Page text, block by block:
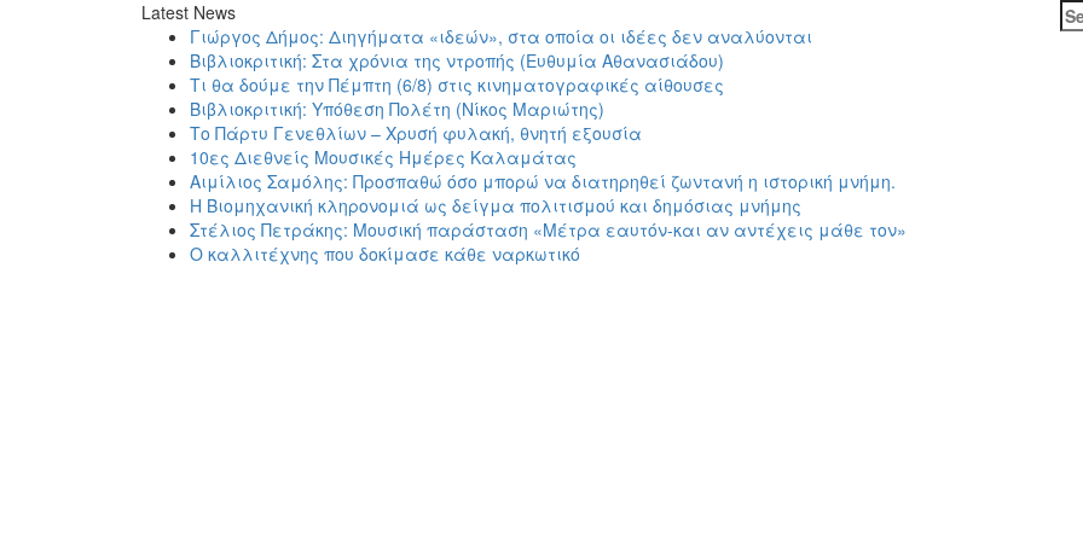
Latest News
Γιώργος Δήμος: Διηγήματα «ιδεών», στα οποία οι ιδέες δεν αναλύονται
Βιβλιοκριτική: Στα χρόνια της ντροπής (Ευθυμία Αθανασιάδου)
Τι θα δούμε την Πέμπτη (6/8) στις κινηματογραφικές αίθουσες
Βιβλιοκριτική: Υπόθεση Πολέτη (Νίκος Μαριώτης)
Το Πάρτυ Γενεθλίων – Χρυσή φυλακή, θνητή εξουσία
10ες Διεθνείς Μουσικές Ημέρες Καλαμάτας
Αιμίλιος Σαμόλης: Προσπαθώ όσο μπορώ να διατηρηθεί ζωντανή η ιστορική μνήμη.
Η Βιομηχανική κληρονομιά ως δείγμα πολιτισμού και δημόσιας μνήμης
Στέλιος Πετράκης: Μουσική παράσταση «Μέτρα εαυτόν-και αν αντέχεις μάθε τον»
Ο καλλιτέχνης που δοκίμασε κάθε ναρκωτικό